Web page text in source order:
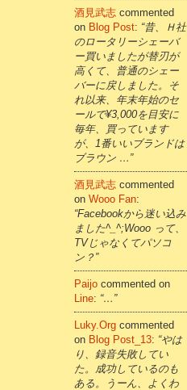
酒見武志 commented
on Blog Post: “昔、Ｈ社
のロータリーシェーバ
ー買いましたが替刃が
高くて、普通のシェー
バーに戻しました。そ
れ以来、年末年始のセ
ールで¥3,000を目安に
毎年、買っています
が、1番いいブランドは
ブラウン …”
酒見武志 commented
on Wooo Fan:
“Facebookから迷い込み
ました^_^;Wooo って、
TVじゃなくてパソコ
ン？”
Paijo commented on
Line: “…”
Luky.org commented
on Blog Post_13: “やは
り、録音失敗してい
た。成功しているのも
ある。うーん、よくわ